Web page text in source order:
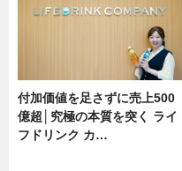
付加価値を足さずに売上500
億超│究極の本質を突く ライ
フドリンク カ…